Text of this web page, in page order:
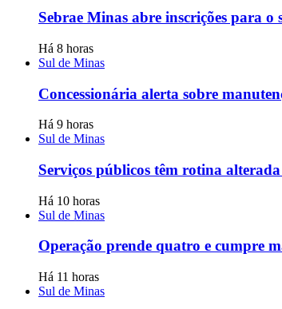
Sebrae Minas abre inscrições para
Há 8 horas
Sul de Minas
Concessionária alerta sobre
Há 9 horas
Sul de Minas
Serviços públicos têm rotina
Há 10 horas
Sul de Minas
Operação prende quatro e cumpre
Há 11 horas
Sul de Minas